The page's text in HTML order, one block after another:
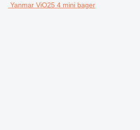
Yanmar ViO25 4 mini bager